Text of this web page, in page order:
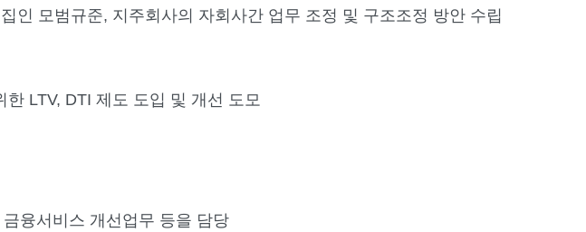
인 모범규준, 지주회사의 자회사간 업무 조정 및 구조조정 방안 수립
LTV, DTI 제도 도입 및 개선 도모
융서비스 개선업무 등을 담당